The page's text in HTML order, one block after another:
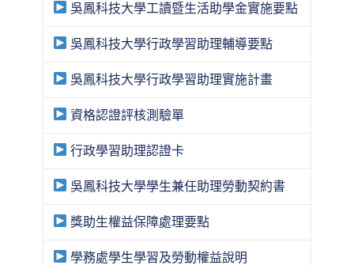
吳鳳科技大學工讀暨生活助學金實施要點
吳鳳科技大學行政學習助理輔導要點
吳鳳科技大學行政學習助理實施計畫
資格認證評核測驗單
行政學習助理認證卡
吳鳳科技大學學生兼任助理勞動契約書
獎助生權益保障處理要點
學務處學生學習及勞動權益說明